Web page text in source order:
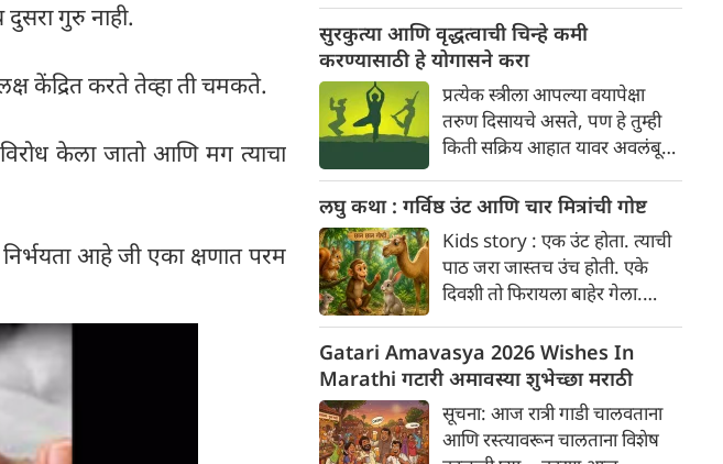
गुरु नाही.
केंद्रित करते तेव्हा ती चमकते.
केला जातो आणि मग त्याचा
आहे जी एका क्षणात परम
पचनक्रिया मंदावते, ज्यामुळे काही
पदार्थ पचायला जास्त वेळ लागतो.
सुरकुत्या आणि वृद्धत्वाची चिन्हे कमी
करण्यासाठी हे योगासने करा
प्रत्येक स्त्रीला आपल्या वयापेक्षा
तरुण दिसायचे असते, पण हे तुम्ही
किती सक्रिय आहात यावर अवलंबून
पांढरे केस किंवा सुरकुत्या दिसू
लागताच महागड्या क्रीम्स,
सप्लिमेंट्स आणि उपचारांचा आधार
घेऊ लागतात.
लघु कथा : गर्विष्ठ उंट आणि चार मित्रांची गोष्ट
Kids story : एक उंट होता. त्याची
पाठ जरा जास्तच उंच होती. एके
दिवशी तो फिरायला बाहेर गेला.
माकड आणि एक ससा कशाबद्दल तरी
हसत होते. उंटसुद्धा मोठ्याने हसायला
लागला. सशाने विचारले, "उंट दादा,
तू का हसतो आहेस?"
Gatari Amavasya 2026 Wishes In
Marathi गटारी अमावस्या शुभेच्छा मराठी
सूचना: आज रात्री गाडी चालवताना
आणि रस्त्यावरून चालताना विशेष